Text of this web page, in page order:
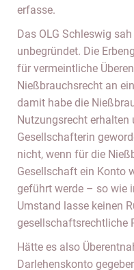
erfasse.
Das OLG Schleswig
unbegründet. Die
für vermeintliche
Nießbrauchsrecht an
damit habe die
Nutzungsrecht erhalten
Gesellschafterin
nicht, wenn für die
Gesellschaft ein Konto
geführt werde – so wie
Umstand lasse keinen
gesellschaftsrechtliche
Hätte es also
Darlehenskonto